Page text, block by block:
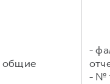
общие
-
- №